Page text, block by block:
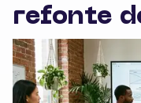
refonte